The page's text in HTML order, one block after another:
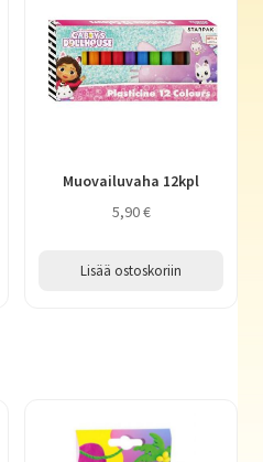
Muovailuvaha 12kpl
5,90€
Lisää ostoskoriin